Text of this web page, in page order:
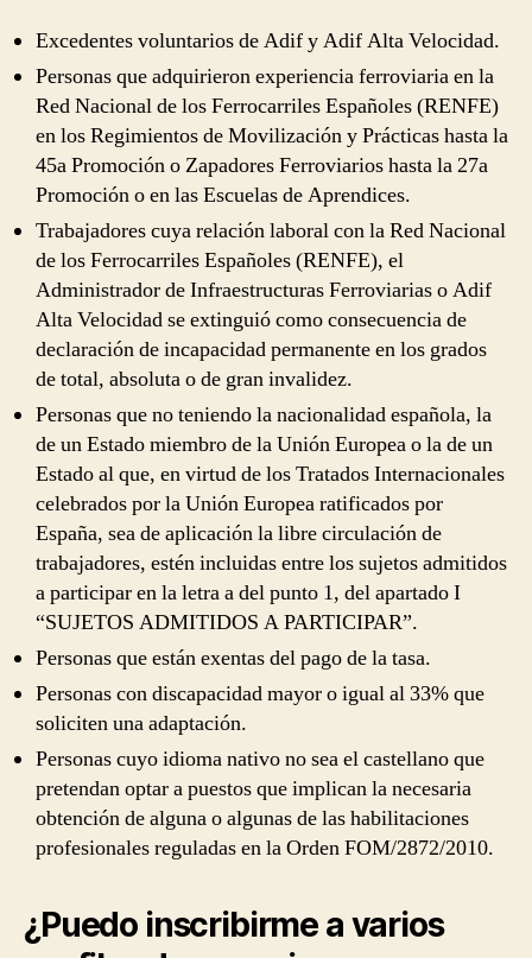
Excedentes voluntarios de Adif y Adif Alta Velocidad.
Personas que adquirieron experiencia ferroviaria en la
Red Nacional de los Ferrocarriles Españoles (RENFE)
en los Regimientos de Movilización y Prácticas hasta la
45a Promoción o Zapadores Ferroviarios hasta la 27a
Promoción o en las Escuelas de Aprendices.
Trabajadores cuya relación laboral con la Red Nacional
de los Ferrocarriles Españoles (RENFE), el
Administrador de Infraestructuras Ferroviarias o Adif
Alta Velocidad se extinguió como consecuencia de
declaración de incapacidad permanente en los grados
de total, absoluta o de gran invalidez.
Personas que no teniendo la nacionalidad española, la
de un Estado miembro de la Unión Europea o la de un
Estado al que, en virtud de los Tratados Internacionales
celebrados por la Unión Europea ratificados por
España, sea de aplicación la libre circulación de
trabajadores, estén incluidas entre los sujetos admitidos
a participar en la letra a del punto 1, del apartado I
“SUJETOS ADMITIDOS A PARTICIPAR”.
Personas que están exentas del pago de la tasa.
Personas con discapacidad mayor o igual al 33% que
soliciten una adaptación.
Personas cuyo idioma nativo no sea el castellano que
pretendan optar a puestos que implican la necesaria
obtención de alguna o algunas de las habilitaciones
profesionales reguladas en la Orden FOM/2872/2010.
¿Puedo inscribirme a varios